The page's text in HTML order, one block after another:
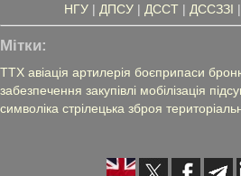
НГУ| ДПСУ| ДССТ| ДССЗЗІ |
Мітки:
ТТХ авіація артилерія боєприпаси
забезпечення закупівлі мобілізація
символіка стрілецька зброя